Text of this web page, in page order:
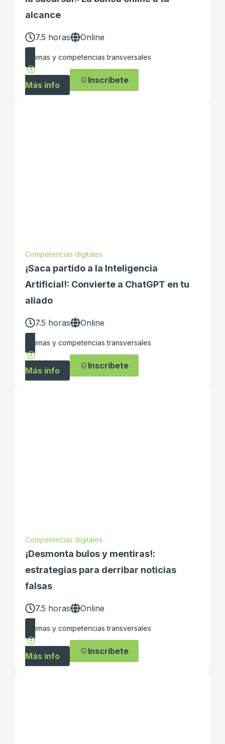
alcance
7.5 horas Online
Idiomas y competencias transversales
Más info Inscríbete
Competencias digitales
¡Saca partido a la Inteligencia
Artificial!: Convierte a ChatGPT en tu
aliado
7.5 horas Online
Idiomas y competencias transversales
Más info Inscríbete
Competencias digitales
¡Desmonta bulos y mentiras!:
estrategias para derribar noticias
falsas
7.5 horas Online
Idiomas y competencias transversales
Más info Inscríbete